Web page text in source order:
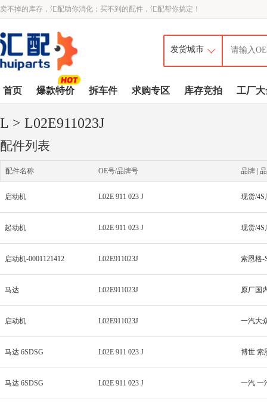
卖不掉的库存，汇配助你消化；买不到的配件，汇配帮你搞定！
首页 爆款特价 拆车件 求购专区 库存竞拍 工厂大
L > L02E911023J
配件列表
配件名称 OE号/品牌号 品牌 |
启动机 L02E 911 023 J
起动机 L02E 911 023 J
启动机-0001121412 L02E911023J 索恩格-
马达 L02E911023J
启动机 L02E911023J 一汽大
马达 6SDSG L02E 911 023 J 博世 索
马达 6SDSG L02E 911 023 J 一汽 一